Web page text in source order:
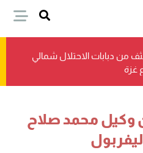
من دبابات الاحتلال شمالي
غزة
وكيل محمد صلاح
ليفربول